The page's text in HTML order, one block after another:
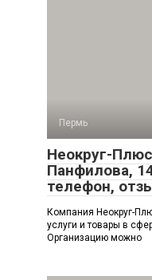
Пермь
Неокруг-
Панфилова,
телефон,
Компания Неокруг-
услуги и товары в
Организацию можно